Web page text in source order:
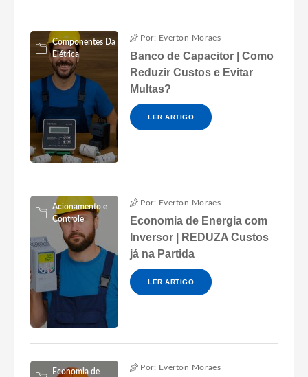
Componentes Da
Elétrica
Por: Everton Moraes
Banco de Capacitor | Como
Reduzir Custos e Evitar
Multas?
LER ARTIGO
Acionamento e
Controle
Por: Everton Moraes
Economia de Energia com
Inversor | REDUZA Custos
já na Partida
LER ARTIGO
Economia de
Por: Everton Moraes